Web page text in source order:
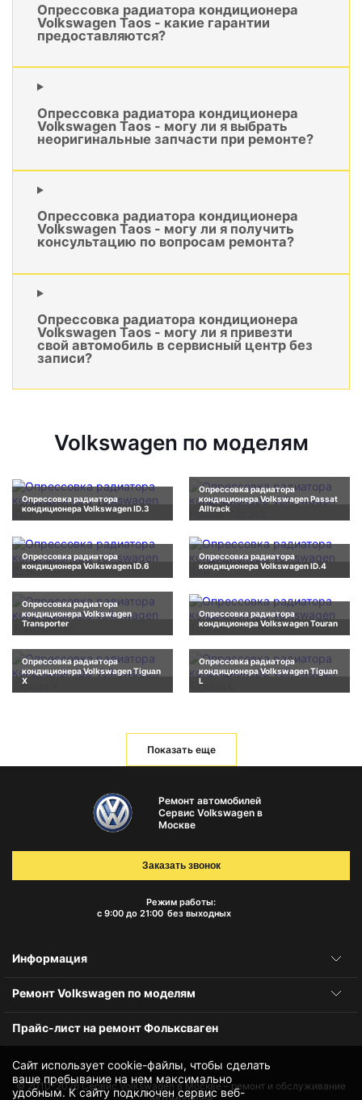
Опрессовка радиатора кондиционера
Volkswagen Taos - какие гарантии
предоставляются?
Опрессовка радиатора кондиционера
Volkswagen Taos - могу ли я выбрать
неоригинальные запчасти при ремонте?
Опрессовка радиатора кондиционера
Volkswagen Taos - могу ли я получить
консультацию по вопросам ремонта?
Опрессовка радиатора кондиционера
Volkswagen Taos - могу ли я привезти
свой автомобиль в сервисный центр без
записи?
Volkswagen по моделям
Опрессовка радиатора
кондиционера Volkswagen ID.3
Опрессовка радиатора
кондиционера Volkswagen Passat
Alltrack
Опрессовка радиатора
кондиционера Volkswagen ID.6
Опрессовка радиатора
кондиционера Volkswagen ID.4
Опрессовка радиатора
кондиционера Volkswagen
Transporter
Опрессовка радиатора
кондиционера Volkswagen Touran
Опрессовка радиатора
кондиционера Volkswagen Tiguan
X
Опрессовка радиатора
кондиционера Volkswagen Tiguan
L
Показать еще
Сайт использует cookie-файлы, чтобы сделать
ваше пребывание на нем максимально
удобным. К cайту подключен сервис веб-
Ремонт автомобилей
Сервис Volkswagen в
Москве
Режим работы:
с 9:00 до 21:00 без выходных
Заказать звонок
Информация
Ремонт Volkswagen по моделям
Прайс-лист на ремонт Фольксваген
© 2010-2026Сервис Volkswagen в Москве – ремонт и обслуживание